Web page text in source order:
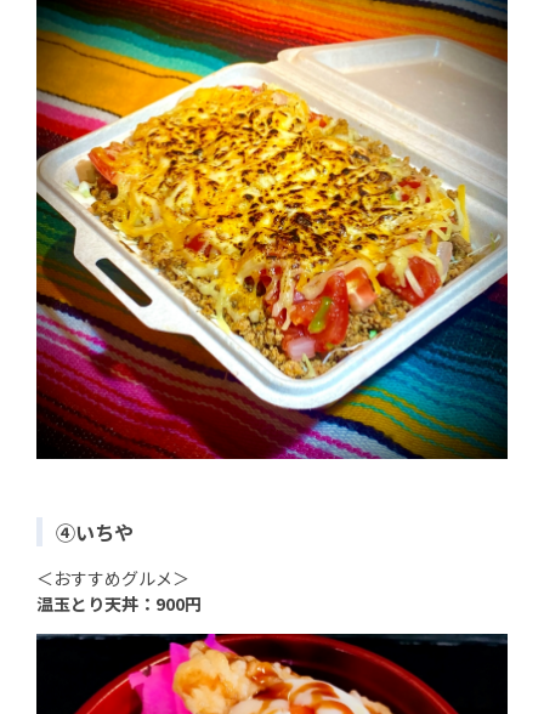
④いちや
＜おすすめグルメ＞
温玉とり天丼：900円